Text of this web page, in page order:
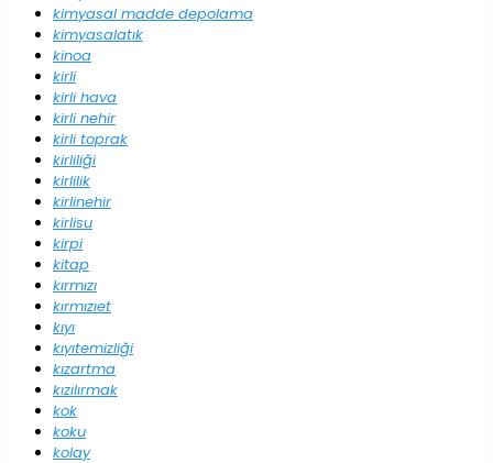
kimyasal madde depolama
kimyasalatık
kinoa
kirli
kirli hava
kirli nehir
kirli toprak
kirliliği
kirlilik
kirlinehir
kirlisu
kirpi
kitap
kırmızı
kırmızıet
kıyı
kıyıtemizliği
kızartma
kızılırmak
kok
koku
kolay